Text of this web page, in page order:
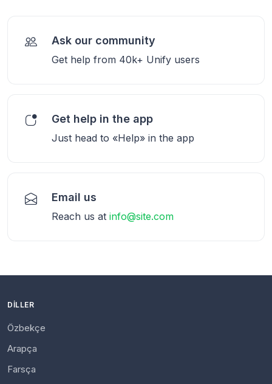
Ask our community
Get help from 40k+ Unify users
Get help in the app
Just head to «Help» in the app
Email us
Reach us at info@site.com
DILLER
Özbekçe
Arapça
Farsça